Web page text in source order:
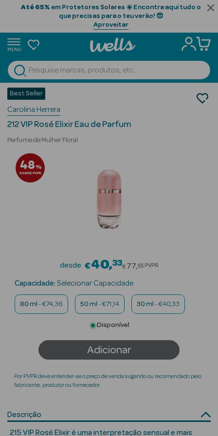
Até 65% em Protetores Solares ☀️ Encontra aqui tudo o
que precisas para o teu verão! 😎
Aproveitar
MENU
Ver Tudo
Beauty Season
Beauty Season
Cabelo
Profissional
Beauty Season
Cosmética
Beauty Season
Maquilhagem
Beauty Season
Beauty Season
Perfumes
Perfumes Mulher
Eau de Parfum
Best Seller
Carolina Herrera
212 VIP Rosé Elixir Eau de Parfum
Perfume de Mulher Floral
48%
SOBRE PVPR
desde €40 33Price reduced
€ 77 55 PVPR
Capacidade: Selecionar Capacidade
80 ml - €74,36 50 ml - €71,14 30 ml - €40,33
Disponível
Adicionar
Por PVPR deve entender-se o preço de venda sugerido ou recomendado pelo
fabricante, produtor ou fornecedor.
Descrição
215 VIP Rosé Elixir é uma interpretação sensual e mais